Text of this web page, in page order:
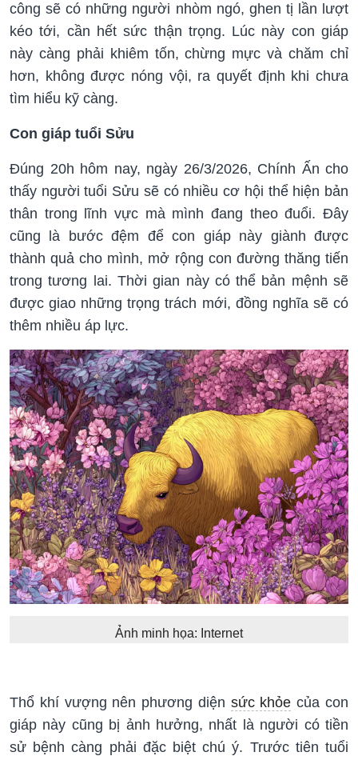
công sẽ có những người nhòm ngó, ghen tị lần lượt
kéo tới, cần hết sức thận trọng. Lúc này con giáp
này càng phải khiêm tốn, chừng mực và chăm chỉ
hơn, không được nóng vội, ra quyết định khi chưa
tìm hiểu kỹ càng.
Con giáp tuổi Sửu
Đúng 20h hôm nay, ngày 26/3/2026, Chính Ấn cho
thấy người tuổi Sửu sẽ có nhiều cơ hội thể hiện bản
thân trong lĩnh vực mà mình đang theo đuổi. Đây
cũng là bước đệm để con giáp này giành được
thành quả cho mình, mở rộng con đường thăng tiến
trong tương lai. Thời gian này có thể bản mệnh sẽ
được giao những trọng trách mới, đồng nghĩa sẽ có
thêm nhiều áp lực.
Ảnh minh họa: Internet
Thổ khí vượng nên phương diện sức khỏe của con
giáp này cũng bị ảnh hưởng, nhất là người có tiền
sử bệnh càng phải đặc biệt chú ý. Trước tiên tuổi